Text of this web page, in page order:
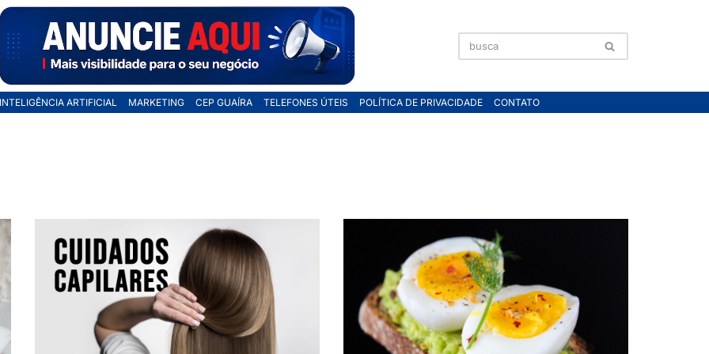
INTELIGÊNCIA ARTIFICIAL MARKETING CEP GUAÍRA TELEFONES ÚTEIS POLÍTICA DE PRIVACIDADE CONTATO